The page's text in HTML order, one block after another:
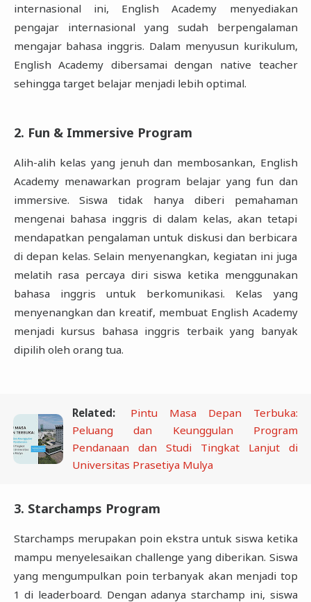
internasional ini, English Academy menyediakan
pengajar internasional yang sudah berpengalaman
mengajar bahasa inggris. Dalam menyusun kurikulum,
English Academy dibersamai dengan native teacher
sehingga target belajar menjadi lebih optimal.
2. Fun & Immersive Program
Alih-alih kelas yang jenuh dan membosankan, English
Academy menawarkan program belajar yang fun dan
immersive. Siswa tidak hanya diberi pemahaman
mengenai bahasa inggris di dalam kelas, akan tetapi
mendapatkan pengalaman untuk diskusi dan berbicara
di depan kelas. Selain menyenangkan, kegiatan ini juga
melatih rasa percaya diri siswa ketika menggunakan
bahasa inggris untuk berkomunikasi. Kelas yang
menyenangkan dan kreatif, membuat English Academy
menjadi kursus bahasa inggris terbaik yang banyak
dipilih oleh orang tua.
Related:
Pintu Masa Depan Terbuka:
Peluang dan Keunggulan Program
Pendanaan dan Studi Tingkat Lanjut di
Universitas Prasetiya Mulya
3. Starchamps Program
Starchamps merupakan poin ekstra untuk siswa ketika
mampu menyelesaikan challenge yang diberikan. Siswa
yang mengumpulkan poin terbanyak akan menjadi top
1 di leaderboard. Dengan adanya starchamp ini, siswa